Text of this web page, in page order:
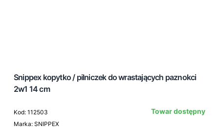
Snippex kopytko / pilniczek do wrastających paznokci
2w1 14 cm
Kod: 112503
Marka: SNIPPEX
Towar dostępny